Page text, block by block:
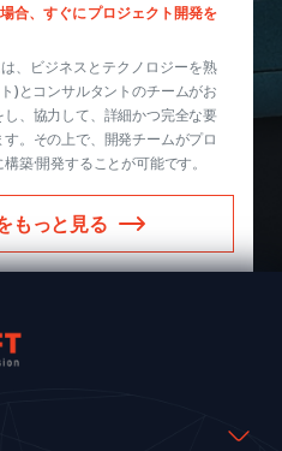
合、すぐにプロジェクト開発を
、ビジネスとテクノロジーを熟
)とコンサルタントのチームがお
、協力して、詳細かつ完全な要
。その上で、開発チームがプロ
築·開発することが可能です。
もっと見る